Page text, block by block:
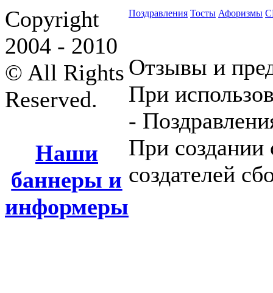
Copyright
2004 - 2010
© All Rights
Reserved.
Наши
баннеры и
информеры
Поздравления Тосты Афоризмы
Отзывы и
При
-
При создании
создателей